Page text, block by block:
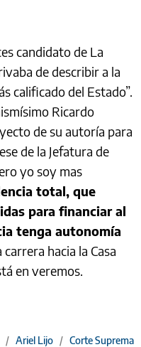
candidato de La
de describir a la
calificado del Estado”.
Ricardo
de su autoría para
de la Jefatura de
yo soy mas
total, que
para financiar al
tenga autonomía
hacia la Casa
en veremos.
/ Ariel Lijo / Corte Suprema